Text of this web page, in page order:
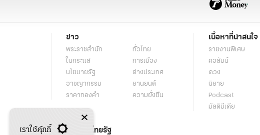
ข่าว
พระราชสำนัก
ทั่วไทย
ในกระแส
การเมือง
นโยบายรัฐ
ต่างประเทศ
อาชญากรรม
ยานยนต์
ราคาทองคำ
ความยั่งยืน
เนื้อหาที่น่าสนใจ
รายงานพิเศษ
คอลัมน์
ดวง
นิยาย
Podcast
มัลติมีเดีย
เกี่ยวกับไทยรัฐ
เราใช้คุ้กกี้